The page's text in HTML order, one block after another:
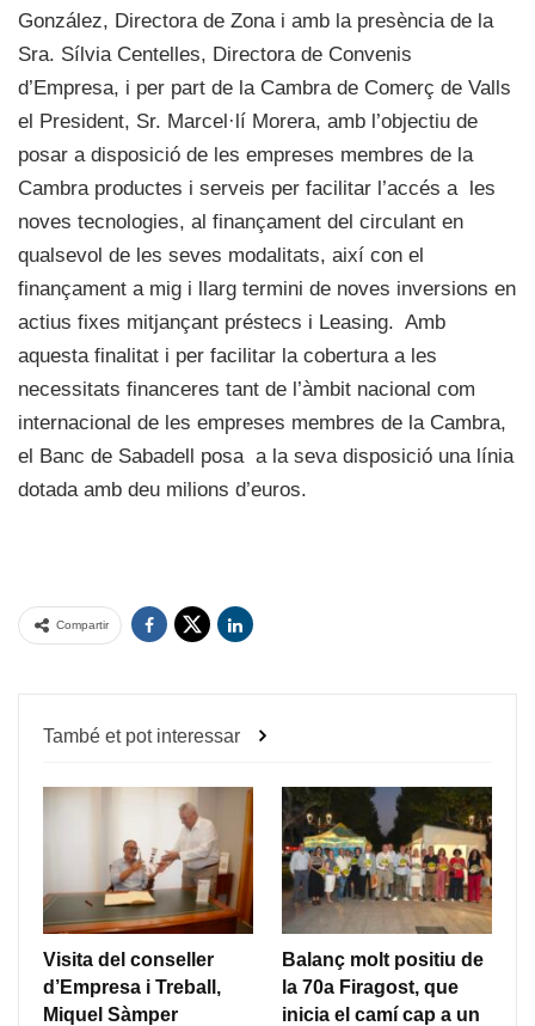
González, Directora de Zona i amb la presència de la
Sra. Sílvia Centelles, Directora de Convenis
d’Empresa, i per part de la Cambra de Comerç de Valls
el President, Sr. Marcel·lí Morera, amb l’objectiu de
posar a disposició de les empreses membres de la
Cambra productes i serveis per facilitar l’accés a les
noves tecnologies, al finançament del circulant en
qualsevol de les seves modalitats, així con el
finançament a mig i llarg termini de noves inversions en
actius fixes mitjançant préstecs i Leasing. Amb
aquesta finalitat i per facilitar la cobertura a les
necessitats financeres tant de l’àmbit nacional com
internacional de les empreses membres de la Cambra,
el Banc de Sabadell posa a la seva disposició una línia
dotada amb deu milions d’euros.
Compartir
També et pot interessar
Visita del conseller
d’Empresa i Treball,
Miquel Sàmper
Balanç molt positiu de
la 70a Firagost, que
inicia el camí cap a un